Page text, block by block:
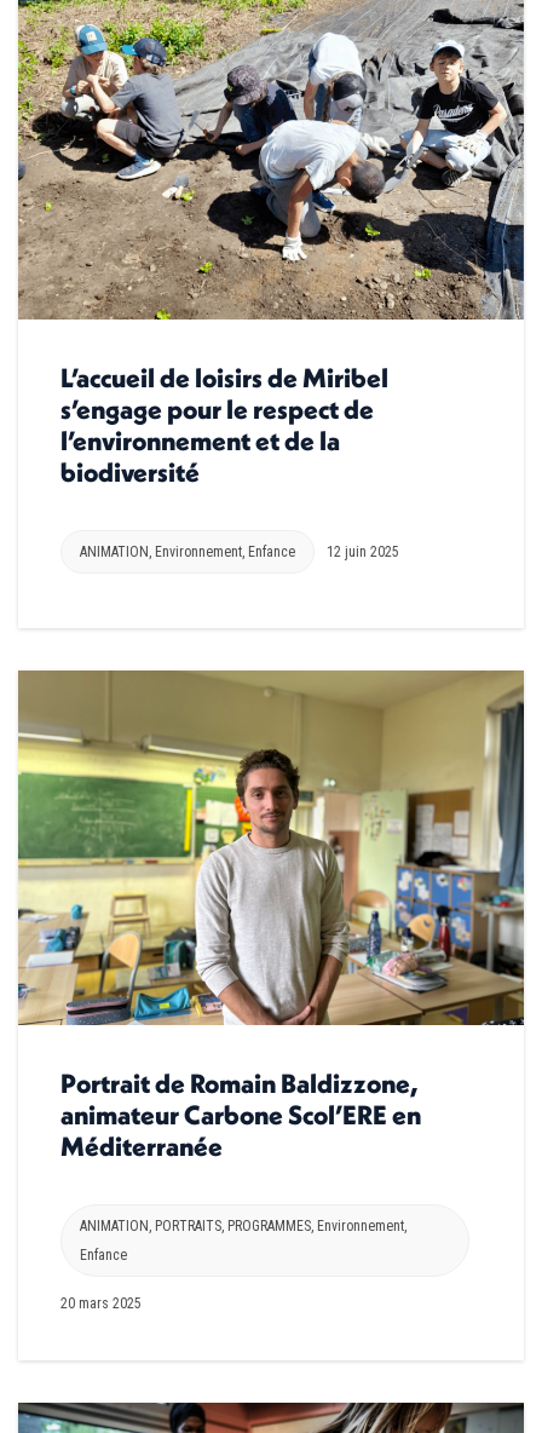
L’accueil de loisirs de Miribel
s’engage pour le respect de
l’environnement et de la
biodiversité
ANIMATION , Environnement, Enfance 12 juin 2025
Portrait de Romain Baldizzone,
animateur Carbone Scol’ERE en
Méditerranée
ANIMATION PORTRAITS PROGRAMMES Environnement
Enfance
20 mars 2025